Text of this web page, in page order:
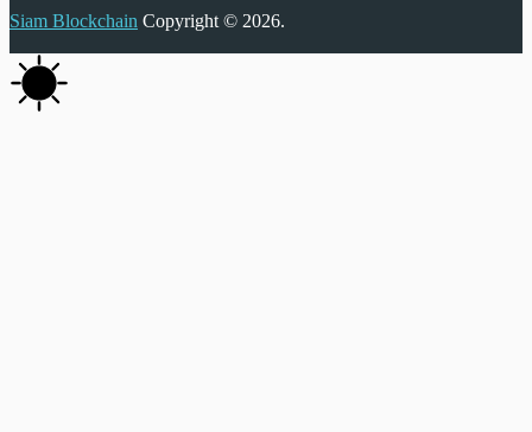
Siam Blockchain Copyright © 2026.